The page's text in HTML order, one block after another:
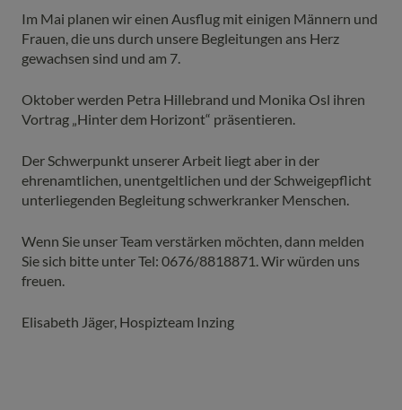
Im Mai planen wir einen Ausflug mit einigen Männern und
Frauen, die uns durch unsere Begleitungen ans Herz
gewachsen sind und am 7.
Oktober werden Petra Hillebrand und Monika Osl ihren
Vortrag „Hinter dem Horizont“ präsentieren.
Der Schwerpunkt unserer Arbeit liegt aber in der
ehrenamtlichen, unentgeltlichen und der Schweigepflicht
unterliegenden Begleitung schwerkranker Menschen.
Wenn Sie unser Team verstärken möchten, dann melden
Sie sich bitte unter Tel: 0676/8818871. Wir würden uns
freuen.
Elisabeth Jäger, Hospizteam Inzing